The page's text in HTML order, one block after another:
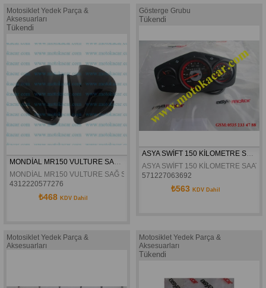
Motosiklet Yedek Parça &
Aksesuarları
Tükendi
MONDİAL MR150 VULTURE SAĞ SOL AKÜ YAN KAPAK TAKIM
MONDİAL MR150 VULTURE SAĞ SOL AKÜ YAN KAPAK TAKIM
4312220577276
₺468 KDV Dahil
Gösterge Grubu
Tükendi
ASYA SWİFT 150 KİLOMETRE SAATİ
571227063692
₺563 KDV Dahil
Motosiklet Yedek Parça &
Aksesuarları
Motosiklet Yedek Parça &
Aksesuarları
Tükendi